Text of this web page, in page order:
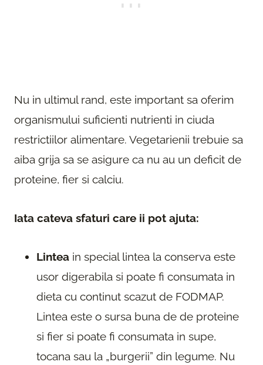
Nu in ultimul rand, este important sa oferim
organismului suficienti nutrienti in ciuda
restrictiilor alimentare. Vegetarienii trebuie sa
aiba grija sa se asigure ca nu au un deficit de
proteine, fier si calciu.
Iata cateva sfaturi care ii pot ajuta:
Lintea in special lintea la conserva este
usor digerabila si poate fi consumata in
dieta cu continut scazut de FODMAP.
Lintea este o sursa buna de de proteine ​​
si fier si poate fi consumata in supe,
tocana sau la „burgerii” din legume. Nu